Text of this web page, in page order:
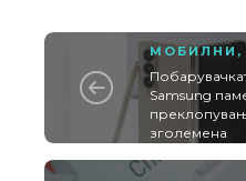
МОБИЛНИ ,
Samsung
зголемена